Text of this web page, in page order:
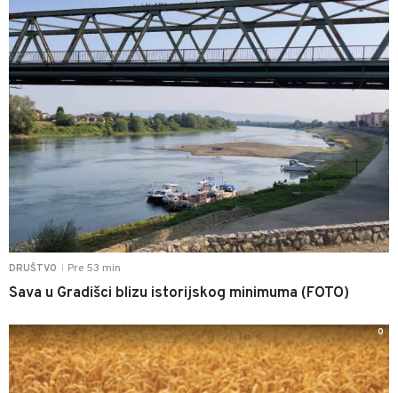
DRUŠTVO Pre 53 min
Sava u Gradišci blizu istorijskog minimuma (FOTO)
0